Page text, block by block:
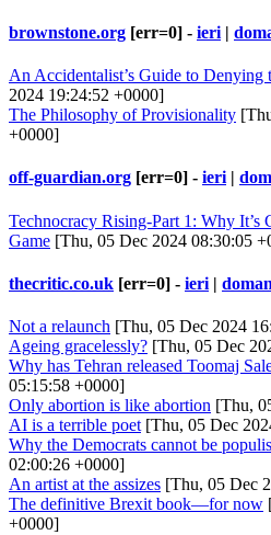
brownstone.org [err=0] - ieri |
An Accidentalist’s Guide to Denying
2024 19:24:52 +0000]
The Philosophy of Provisionality
+0000]
off-guardian.org [err=0] - ieri|
Technocracy Rising-Part 1: Why It’s
Game [Thu, 05 Dec 2024 08:30:05
thecritic.co.uk [err=0] - ieri |
Not a relaunch [Thu, 05 Dec 2024
Ageing gracelessly? [Thu, 05 Dec
Why has Tehran released Toomaj
05:15:58 +0000]
Only abortion is like abortion [Thu,
AI is a terrible poet [Thu, 05 Dec
Why the Democrats cannot be
02:00:26 +0000]
An artist at the assizes [Thu, 05 Dec
The definitive Brexit book—for now
+0000]